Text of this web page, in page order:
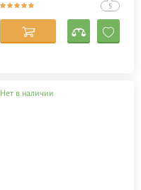
5
Нет в наличии